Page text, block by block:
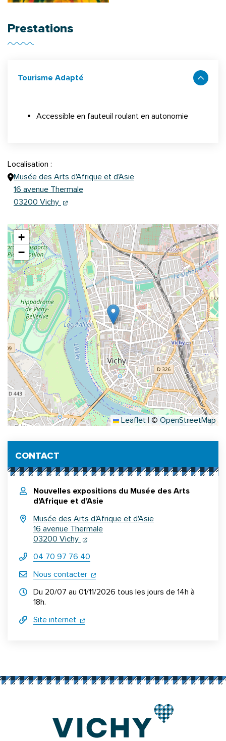
Prestations
Tourisme Adapté
Accessible en fauteuil roulant en autonomie
Localisation :
Musée des Arts d'Afrique et d'Asie
16 avenue Thermale
03200 Vichy (ouverture dans un nouvel onglet)
(ouverture dans un nouvel onglet)
+
−
Leaflet | © OpenStreetMap
CONTACT
Nouvelles expositions du Musée des Arts
d'Afrique et d'Asie
Musée des Arts d'Afrique et d'Asie
16 avenue Thermale
03200 Vichy (ouverture dans un nouvel onglet)
(ouverture dans un nouvel onglet)
04 70 97 76 40
Nous contacter
(ouverture dans un nouvel onglet)
Horraires d'ouverture
Du 20/07 au 01/11/2026 tous les jours de 14h à
18h.
Site internet (ouverture dans un nouvel onglet)
(ouverture dans un nouvel onglet)